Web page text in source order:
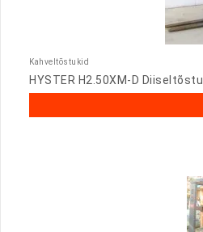
Kahveltõstukid
HYSTER H2.50XM-D